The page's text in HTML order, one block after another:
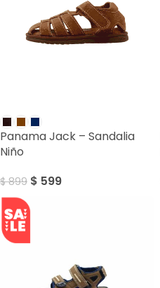
Panama Jack – Sandalia
Niño
$899 $ 599